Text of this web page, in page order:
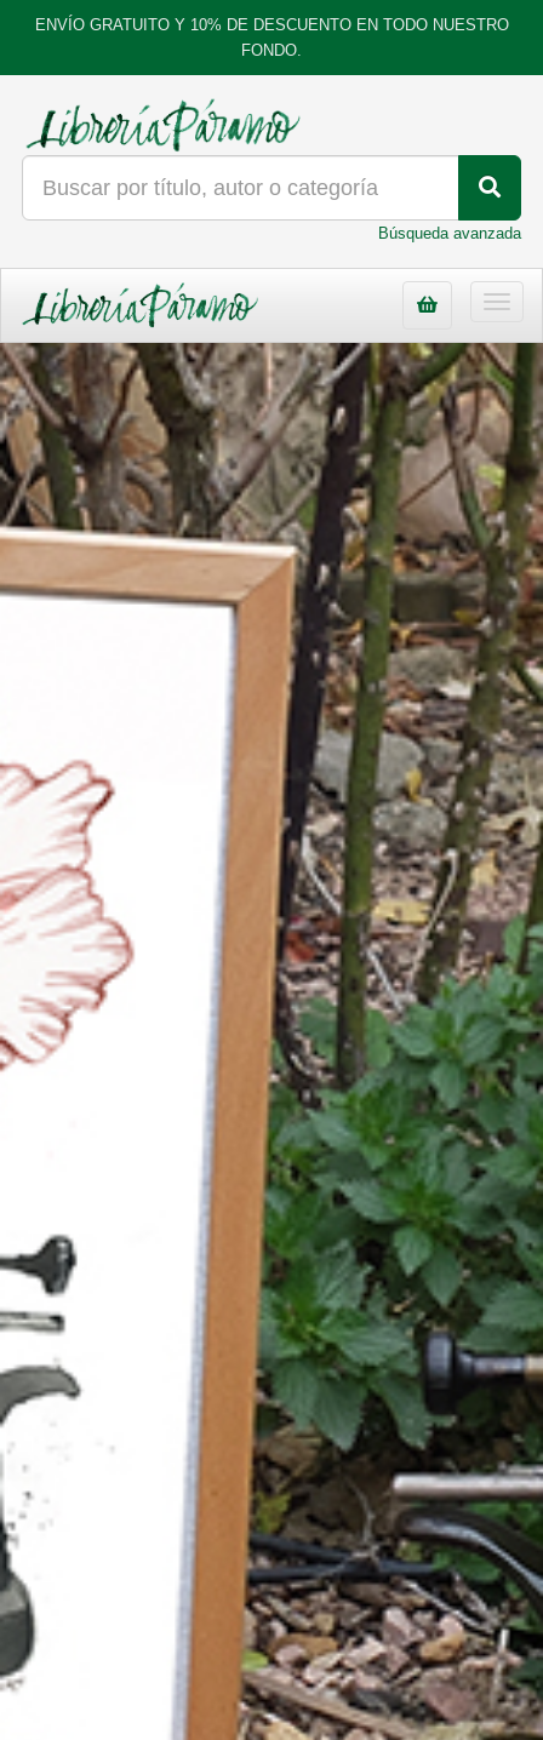
ENVÍO GRATUITO Y 10% DE DESCUENTO EN TODO NUESTRO
FONDO.
Búsqueda avanzada